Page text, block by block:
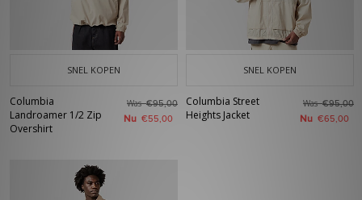
SNEL KOPEN
Columbia
Landroamer 1/2 Zip
Overshirt
Was€95,00
Nu €55,00
SNEL KOPEN
Columbia Street
Heights Jacket
Was€95,00
Nu €65,00